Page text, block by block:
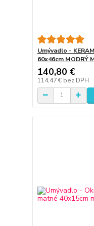
Umývadlo -
60x46cm MODRÝ
140,80 €
114,47 € bez DPH